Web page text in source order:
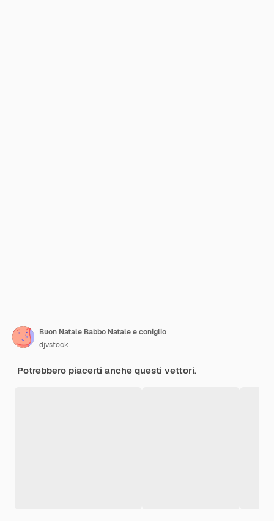
Buon Natale Babbo Natale e coniglio
djvstock
Potrebbero piacerti anche questi vettori.